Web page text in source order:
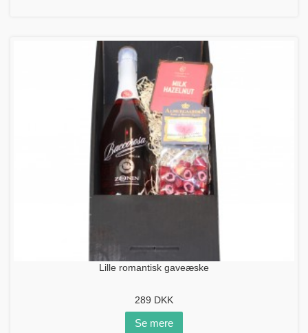
Lille romantisk gaveæske
289 DKK
Se mere